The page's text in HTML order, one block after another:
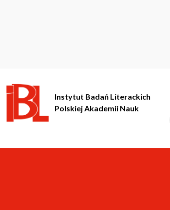
Instytut Badań Literackich
Polskiej Akademii Nauk